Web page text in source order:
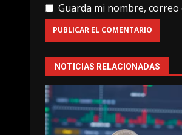
Guarda mi nombre,
NOTICIAS RELACIONADAS